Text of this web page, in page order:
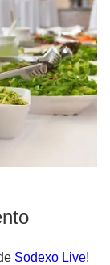
Sodexo Live!